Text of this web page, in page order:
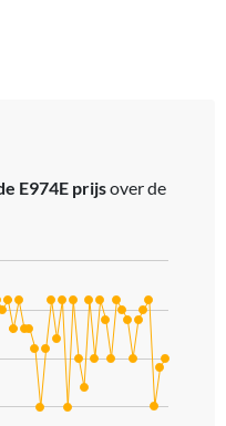
E974E prijsover de
Data ranges from 29.9 to